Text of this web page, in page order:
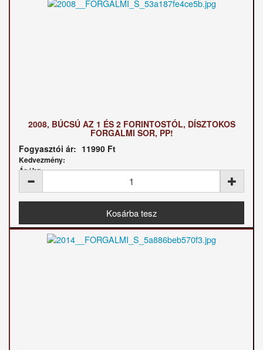
2008, BÚCSÚ AZ 1 ÉS 2 FORINTOSTÓL, DÍSZTOKOS
FORGALMI SOR, PP!
Fogyasztói ár: 11990 Ft
Kedvezmény:
Ár / kg: